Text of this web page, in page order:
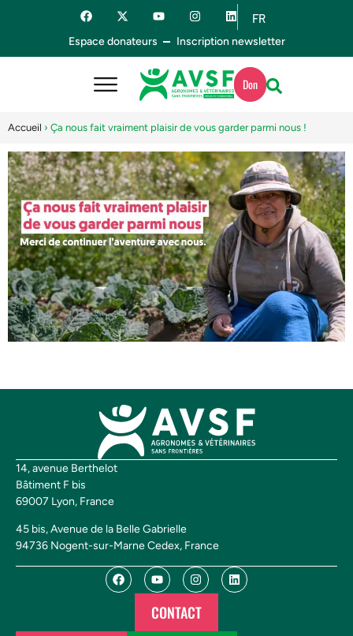
FR
ES
Espace donateurs Inscription newsletter
Don
Accueil › Ça nous fait vraiment plaisir de vous garder parmi nous !
14, avenue Berthelot
Bâtiment F bis
69007 Lyon, France
45 bis, Avenue de la Belle Gabrielle
94736 Nogent-sur-Marne Cedex, France
CONTACT